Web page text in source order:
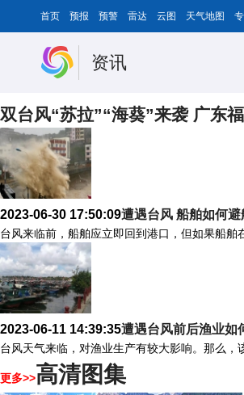
首页 预报 预警 雷达 云图 天气地图
资讯
双台风“苏拉”“海葵”来袭 广东
2023-06-30 17:50:09遭遇台风 船舶如何避
台风来临前，船舶应立即回到港口，但如果船
2023-06-11 14:39:35遭遇台风前后渔业如
台风天气来临，对渔业生产有较大影响。那么，
更多>>高清图集